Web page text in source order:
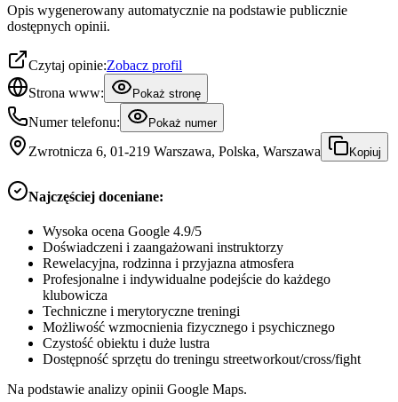
Opis wygenerowany automatycznie na podstawie publicznie
dostępnych opinii.
Czytaj opinie:Zobacz profil
Strona www:
Pokaż stronę
Numer telefonu: Pokaż numer
Zwrotnicza 6, 01-219 Warszawa, Polska, Warszawa Kopiuj
Najczęściej doceniane:
Wysoka ocena Google 4.9/5
Doświadczeni i zaangażowani instruktorzy
Rewelacyjna, rodzinna i przyjazna atmosfera
Profesjonalne i indywidualne podejście do każdego
klubowicza
Techniczne i merytoryczne treningi
Możliwość wzmocnienia fizycznego i psychicznego
Czystość obiektu i duże lustra
Dostępność sprzętu do treningu streetworkout/cross/fight
Na podstawie analizy opinii Google Maps.